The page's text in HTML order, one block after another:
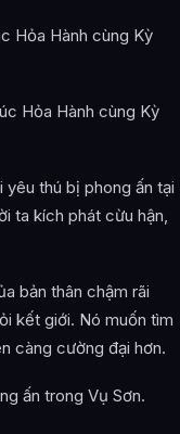
Hỏa Hành cùng Kỳ
Hỏa Hành cùng Kỳ
thú bị phong ấn tại
ta kích phát cừu hận,
bản thân chậm rãi
kết giới. Nó muốn tìm
càng cường đại hơn.
ấn trong Vụ Sơn.